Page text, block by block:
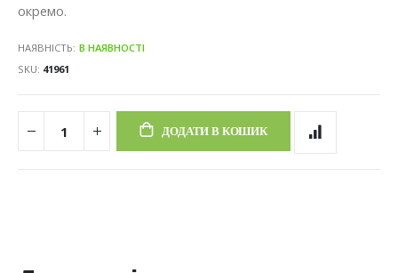
окремо.
НАЯВНІСТЬ: В НАЯВНОСТІ
SKU 41961
ДОДАТИ В КОШИК